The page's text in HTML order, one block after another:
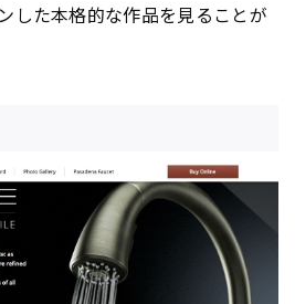
した本格的な作品を見ることが